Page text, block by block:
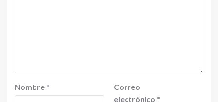
Nombre *
Correo
electrónico *